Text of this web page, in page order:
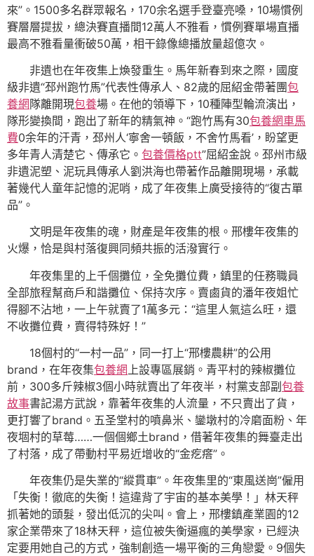
來”。1500多名群眾報名，170余名選手登臺亮嗓，10場慣例
賽層層提拔，總決賽直播間12萬人不雅看，慣例賽單場直播
最高不雅看量衝破50萬，相干錄像總播放量超億次。
非遺也在年夜集上煥發重生。馬年新春到來之際，國度
級非遺“邳州跑竹馬”代表性傳承人、82歲的屈紹金帶著團包
養網隊離開現包養場。在他的領導下，10種陣型輪流演出，
隊形變換間，跑出了新年的精氣神。“跑竹馬有30包養網車馬
費0余年的汗青，邳州人‘寧舍一頓飯，不舍竹馬看’，盼望更
多年青人清楚它、傳承它。 包養價格ptt”屈紹金說。邳州市級
非遺泥塑、泥玩具傳承人劉洪海也帶著作品離開現場，承載
著幾代人童年記憶的泥哨，成了年夜集上廣受接待的“復古單
品”。
文明是年夜集的魂，財產是年夜集的根。邢樓年夜集的
火爆，恰是與村落復興同頻共振的活潑實行。
年夜集里的上千個攤位，全免攤位費，鎮里的任務職員
全部旅程幫商戶和諧攤位、保持次序。賣鹵貨的潘年夜姐忙
得腳不沾地，一上午就賣了1萬多元：“這里人氣這么旺，還
不收攤位費，賣得特殊好！”
18個村的“一村一品”，同一打上“邢樓農耕”的公用
brand，在年夜集包養網上設專區展銷。青平村的辣椒攤位
前，300多斤辣椒3個小時就賣出了年夜半，村黨支部副 包養
故事書記湯方武說，靠著年夜集的人流量，不只賣出了貨，
更打響了brand。五圣堂村的噴鼻米、鑾墩村的冷磨面粉、年
夜堌村的草莓……一個個鄉土brand，借著年夜集的舞臺走出
了村落，成了帶動村平易近增收的“金疙瘩”。
年夜集仍是失業的“縱貫車”。年夜集里的“東風送崗”僱用
「失衡！徹底的失衡！這違背了宇宙的基本美學！」林天秤
抓著她的頭髮，發出低沉的尖叫。會上，邢樓鎮產業園的12
家企業帶來了18林天秤，這位被失衡逼瘋的美學家，已經決
定要用她自己的方式，強制創造一場平衡的三角戀愛。9個失